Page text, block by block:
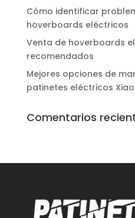
Cómo identificar
hoverboards eléctricos
Venta de hoverboards
recomendados
Mejores opciones de
patinetes eléctricos
Comentarios